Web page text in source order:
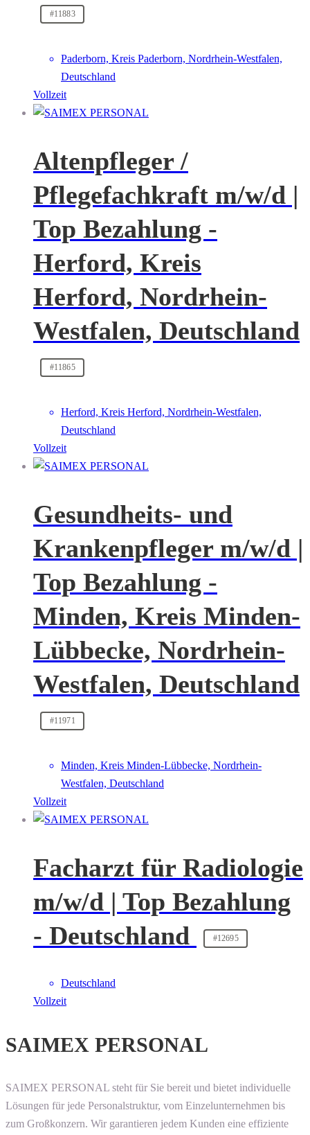
#11883
Paderborn, Kreis Paderborn, Nordrhein-Westfalen,
Deutschland
Vollzeit
Altenpfleger /
Pflegefachkraft m/w/d |
Top Bezahlung -
Herford, Kreis
Herford, Nordrhein-
Westfalen, Deutschland
#11865
Herford, Kreis Herford, Nordrhein-Westfalen,
Deutschland
Vollzeit
Gesundheits- und
Krankenpfleger m/w/d |
Top Bezahlung -
Minden, Kreis Minden-
Lübbecke, Nordrhein-
Westfalen, Deutschland
#11971
Minden, Kreis Minden-Lübbecke, Nordrhein-
Westfalen, Deutschland
Vollzeit
Facharzt für Radiologie
m/w/d | Top Bezahlung
- Deutschland
#12695
Deutschland
Vollzeit
SAIMEX PERSONAL
SAIMEX PERSONAL steht für Sie bereit und bietet individuelle
Lösungen für jede Personalstruktur, vom Einzelunternehmen bis
zum Großkonzern. Wir garantieren jedem Kunden eine effiziente